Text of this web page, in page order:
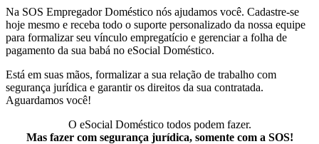
Na SOS Empregador Doméstico nós ajudamos você. Cadastre-se
hoje mesmo e receba todo o suporte personalizado da nossa equipe
para formalizar seu vínculo empregatício e gerenciar a folha de
pagamento da sua babá no eSocial Doméstico.
Está em suas mãos, formalizar a sua relação de trabalho com
segurança jurídica e garantir os direitos da sua contratada.
Aguardamos você!
O eSocial Doméstico todos podem fazer.
Mas fazer com segurança jurídica, somente com a SOS!